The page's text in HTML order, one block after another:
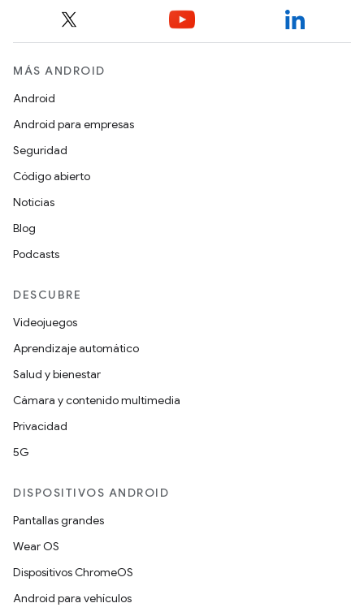
MÁS ANDROID
Android
Android para empresas
Seguridad
Código abierto
Noticias
Blog
Podcasts
DESCUBRE
Videojuegos
Aprendizaje automático
Salud y bienestar
Cámara y contenido multimedia
Privacidad
5G
DISPOSITIVOS ANDROID
Pantallas grandes
Wear OS
Dispositivos ChromeOS
Android para vehículos